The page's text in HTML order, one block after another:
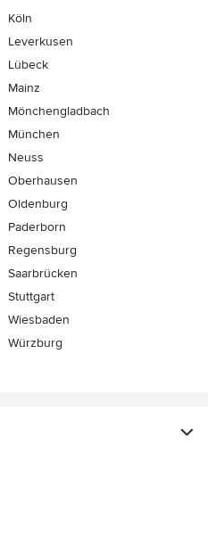
Köln
Leverkusen
Lübeck
Mainz
Mönchen­gladbach
München
Neuss
Oberhausen
Oldenburg
Paderborn
Regensburg
Saarbrücken
Stuttgart
Wiesbaden
Würzburg